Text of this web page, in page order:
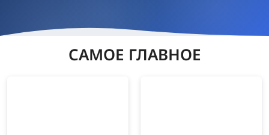
САМОЕ ГЛАВНОЕ